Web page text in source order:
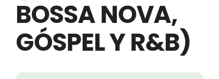
BOSSA NOVA,
GÓSPEL Y R&B)